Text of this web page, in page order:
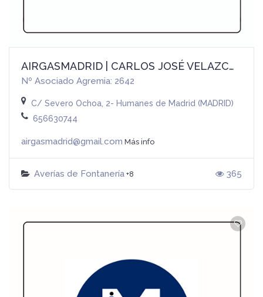
AIRGASMADRID | CARLOS JOSÉ VELAZCO ZUMARÁN
Nº Asociado Agremia: 2642
C/ Severo Ochoa, 2- Humanes de Madrid (MADRID)
656630744
airgasmadrid@gmail.com Más info
Averías de Fontanería +8 365